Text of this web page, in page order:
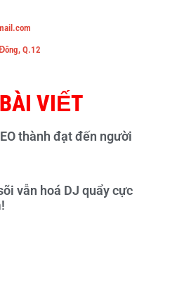
Q.12
VIẾT
thành đạt đến người
vẫn hoá DJ quẩy cực